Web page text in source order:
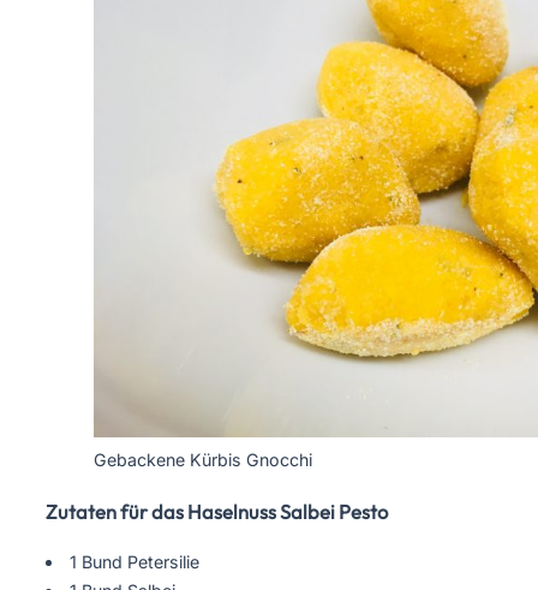
Gebackene Kürbis Gnocchi
Zutaten für das Haselnuss Salbei Pesto
1 Bund Petersilie